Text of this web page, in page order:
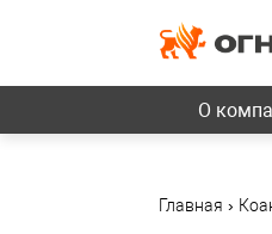
О
Главная ›